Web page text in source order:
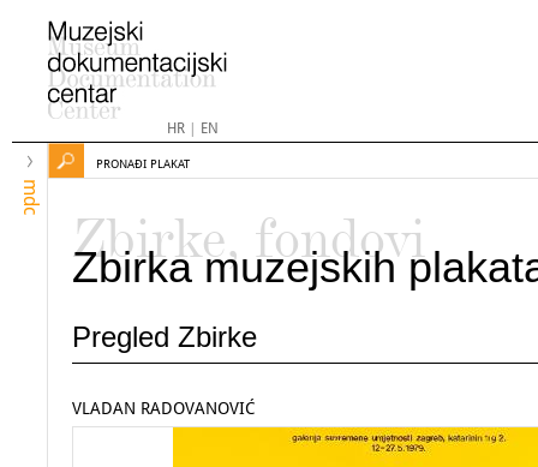
HR| EN
mdc
PRONAĐI PLAKAT
Zbirke, fondovi
Zbirka muzejskih
Pregled Zbirke
VLADAN RADOVANOVIĆ